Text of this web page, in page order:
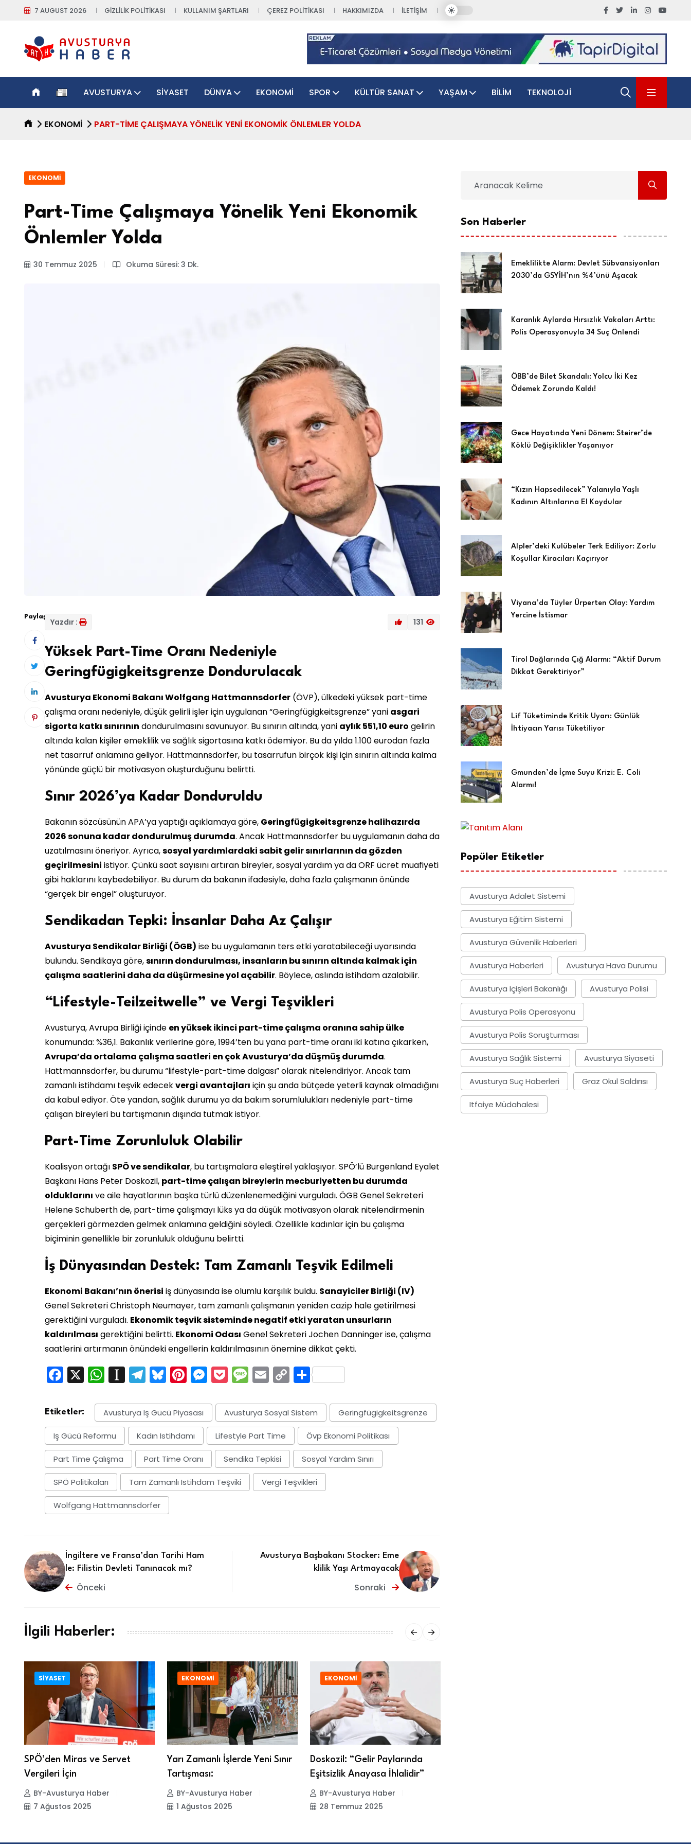
7 AUGUST 2026 GIZLILIK POLITIKASI KULLANIM ŞARTLARI ÇEREZ POLITIKASI HAKKIMIZDA İLETIŞIM
AVUSTURYA SIYASET DÜNYA EKONOMI SPOR KÜLTÜR SANAT YAŞAM BILIM TEKNOLOJI
EKONOMI PART-TIME ÇALIŞMAYA YÖNELIK YENI EKONOMIK ÖNLEMLER YOLDA
EKONOMI
Part-Time Çalışmaya Yönelik Yeni Ekonomik
Önlemler Yolda
30 Temmuz 2025 Okuma Süresi: 3 Dk.
Paylaş:
Yazdır : 131
Yüksek Part-Time Oranı Nedeniyle
Geringfügigkeitsgrenze Dondurulacak
Avusturya Ekonomi Bakanı Wolfgang Hattmannsdorfer (ÖVP), ülkedeki yüksek part-time
çalışma oranı nedeniyle, düşük gelirli işler için uygulanan “Geringfügigkeitsgrenze” yani asgari
sigorta katkı sınırının dondurulmasını savunuyor. Bu sınırın altında, yani aylık 551,10 euro gelirin
altında kalan kişiler emeklilik ve sağlık sigortasına katkı ödemiyor. Bu da yılda 1.100 eurodan fazla
net tasarruf anlamına geliyor. Hattmannsdorfer, bu tasarrufun birçok kişi için sınırın altında kalma
yönünde güçlü bir motivasyon oluşturduğunu belirtti.
Sınır 2026’ya Kadar Donduruldu
Bakanın sözcüsünün APA’ya yaptığı açıklamaya göre, Geringfügigkeitsgrenze halihazırda
2026 sonuna kadar dondurulmuş durumda. Ancak Hattmannsdorfer bu uygulamanın daha da
uzatılmasını öneriyor. Ayrıca,sosyal yardımlardaki sabit gelir sınırlarının da gözden
geçirilmesini istiyor. Çünkü saat sayısını artıran bireyler, sosyal yardım ya da ORF ücret muafiyeti
gibi haklarını kaybedebiliyor. Bu durum da bakanın ifadesiyle, daha fazla çalışmanın önünde
“gerçek bir engel” oluşturuyor.
Sendikadan Tepki: İnsanlar Daha Az Çalışır
Avusturya Sendikalar Birliği (ÖGB) ise bu uygulamanın ters etki yaratabileceği uyarısında
bulundu. Sendikaya göre,sınırın dondurulması, insanların bu sınırın altında kalmak için
çalışma saatlerini daha da düşürmesine yol açabilir. Böylece, aslında istihdam azalabilir.
“Lifestyle-Teilzeitwelle” ve Vergi Teşvikleri
Avusturya, Avrupa Birliği içinde en yüksek ikinci part-time çalışma oranına sahip ülke
konumunda: %36,1. Bakanlık verilerine göre, 1994’ten bu yana part-time oranı iki katına çıkarken,
Avrupa’da ortalama çalışma saatleri en çok Avusturya’da düşmüş durumda.
Hattmannsdorfer, bu durumu “lifestyle-part-time dalgası” olarak nitelendiriyor. Ancak tam
zamanlı istihdamı teşvik edecekvergi avantajları için şu anda bütçede yeterli kaynak olmadığını
da kabul ediyor. Öte yandan, sağlık durumu ya da bakım sorumlulukları nedeniyle part-time
çalışan bireyleri bu tartışmanın dışında tutmak istiyor.
Part-Time Zorunluluk Olabilir
Koalisyon ortağı SPÖ ve sendikalar, bu tartışmalara eleştirel yaklaşıyor. SPÖ’lü Burgenland Eyalet
Başkanı Hans Peter Doskozil, part-time çalışan bireylerin mecburiyetten bu durumda
olduklarını ve aile hayatlarının başka türlü düzenlenemediğini vurguladı. ÖGB Genel Sekreteri
Helene Schuberth de, part-time çalışmayı lüks ya da düşük motivasyon olarak nitelendirmenin
gerçekleri görmezden gelmek anlamına geldiğini söyledi. Özellikle kadınlar için bu çalışma
biçiminin genellikle bir zorunluluk olduğunu belirtti.
İş Dünyasından Destek: Tam Zamanlı Teşvik Edilmeli
Ekonomi Bakanı’nın önerisi iş dünyasında ise olumlu karşılık buldu. Sanayiciler Birliği (IV)
Genel Sekreteri Christoph Neumayer, tam zamanlı çalışmanın yeniden cazip hale getirilmesi
gerektiğini vurguladı. Ekonomik teşvik sisteminde negatif etki yaratan unsurların
kaldırılması gerektiğini belirtti. Ekonomi Odası Genel Sekreteri Jochen Danninger ise, çalışma
saatlerini artırmanın önündeki engellerin kaldırılmasının önemine dikkat çekti.
Facebook
X WhatsApp
Instapaper
Telegram
Bluesky
Pinterest
Messenger
Pocket
Message
EmailCopy
Share
Etiketler: Avusturya Iş Gücü Piyasası Avusturya Sosyal Sistem Geringfügigkeitsgrenze
Iş Gücü Reformu Kadın Istihdamı Lifestyle Part Time Övp Ekonomi Politikası
Part Time Çalışma Part Time Oranı Sendika Tepkisi Sosyal Yardım Sınırı
SPÖ Politikaları Tam Zamanlı Istihdam Teşviki Vergi Teşvikleri
Wolfgang Hattmannsdorfer
İngiltere ve Fransa’dan Tarihi Ham
le: Filistin Devleti Tanınacak mı?
Önceki
Avusturya Başbakanı Stocker: Eme
klilik Yaşı Artmayacak
Sonraki
İlgili Haberler:
SIYASET
SPÖ’den Miras ve Servet
Vergileri İçin
BY-Avusturya Haber
7 Ağustos 2025
EKONOMI
Yarı Zamanlı İşlerde Yeni Sınır
Tartışması:
BY-Avusturya Haber
1 Ağustos 2025
EKONOMI
Doskozil: “Gelir Paylarında
Eşitsizlik Anayasa İhlalidir”
BY-Avusturya Haber
28 Temmuz 2025
Son Haberler
Emeklilikte Alarm: Devlet Sübvansiyonları
2030’da GSYİH’nın %4’ünü Aşacak
Karanlık Aylarda Hırsızlık Vakaları Arttı:
Polis Operasyonuyla 34 Suç Önlendi
ÖBB’de Bilet Skandalı: Yolcu İki Kez
Ödemek Zorunda Kaldı!
Gece Hayatında Yeni Dönem: Steirer’de
Köklü Değişiklikler Yaşanıyor
“Kızın Hapsedilecek” Yalanıyla Yaşlı
Kadının Altınlarına El Koydular
Alpler’deki Kulübeler Terk Ediliyor: Zorlu
Koşullar Kiracıları Kaçırıyor
Viyana’da Tüyler Ürperten Olay: Yardım
Yercine İstismar
Tirol Dağlarında Çığ Alarmı: “Aktif Durum
Dikkat Gerektiriyor”
Lif Tüketiminde Kritik Uyarı: Günlük
İhtiyacın Yarısı Tüketiliyor
Gmunden’de İçme Suyu Krizi: E. Coli
Alarmı!
Popüler Etiketler
Avusturya Adalet Sistemi
Avusturya Eğitim Sistemi
Avusturya Güvenlik Haberleri
Avusturya Haberleri Avusturya Hava Durumu
Avusturya Içişleri Bakanlığı Avusturya Polisi
Avusturya Polis Operasyonu
Avusturya Polis Soruşturması
Avusturya Sağlık Sistemi Avusturya Siyaseti
Avusturya Suç Haberleri Graz Okul Saldırısı
Itfaiye Müdahalesi